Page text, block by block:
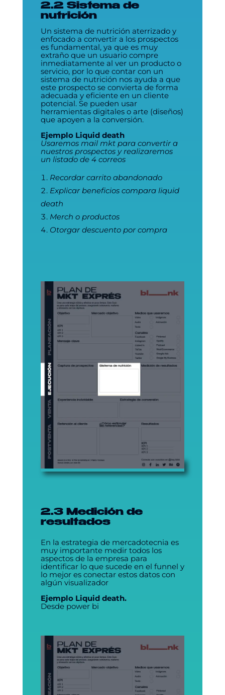
2.2 Sistema de
nutrición
Un sistema de nutrición aterrizado y
enfocado a convertir a los prospectos
es fundamental, ya que es muy
extraño que un usuario compre
inmediatamente al ver un producto o
servicio, por lo que contar con un
sistema de nutrición nos ayuda a que
este prospecto se convierta de forma
adecuada y eficiente en un cliente
potencial. Se pueden usar
herramientas digitales o arte (diseños)
que apoyen a la conversión.
Ejemplo Liquid death
Usaremos mail mkt para convertir a
nuestros prospectos y realizaremos
un listado de 4 correos
Recordar carrito abandonado
Explicar beneficios compara liquid
death
Merch o productos
Otorgar descuento por compra
2.3 Medición de
resultados
En la estrategia de mercadotecnia es
muy importante medir todos los
aspectos de la empresa para
identificar lo que sucede en el funnel y
lo mejor es conectar estos datos con
algún visualizador
Ejemplo Liquid death.
Desde power bi